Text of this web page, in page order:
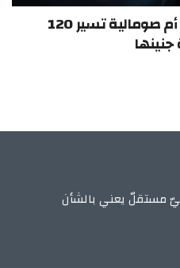
رحلة أمل في قلب المعاناة: أم صومالية تسير 120
جنينها
مستقلّ يعني بالشأن